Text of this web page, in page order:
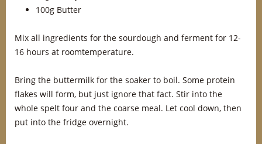
100g Butter
Mix all ingredients for the sourdough and ferment for 12-
16 hours at roomtemperature.
Bring the buttermilk for the soaker to boil. Some protein
flakes will form, but just ignore that fact. Stir into the
whole spelt four and the coarse meal. Let cool down, then
put into the fridge overnight.